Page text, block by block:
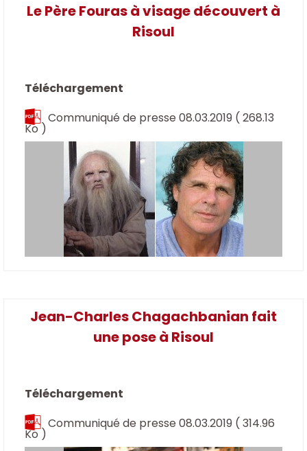
Le Père Fouras à visage découvert à
Risoul
Téléchargement
Communiqué de presse 08.03.2019 ( 268.13
Ko )
Jean-Charles Chagachbanian fait
une pose à Risoul
Téléchargement
Communiqué de presse 08.03.2019 ( 314.96
Ko )